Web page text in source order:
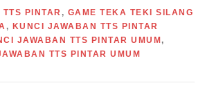
TTS PINTAR , GAME TEKA TEKI SILANG
, KUNCI JAWABAN TTS PINTAR
JAWABAN TTS PINTAR UMUM ,
TTS PINTAR UMUM